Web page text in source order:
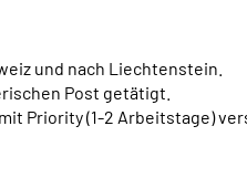
und nach Liechtenstein.
Post getätigt.
Priority (1-2 Arbeitstage)